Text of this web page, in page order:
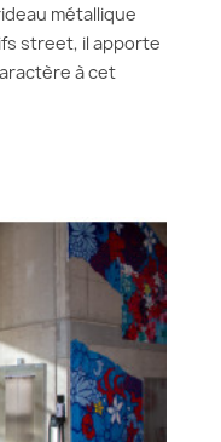
métallique
street, il apporte
à cet